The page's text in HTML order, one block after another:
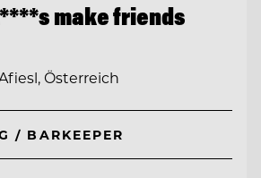
make friends
Österreich
CHEF DE RANG / BARKEEPER